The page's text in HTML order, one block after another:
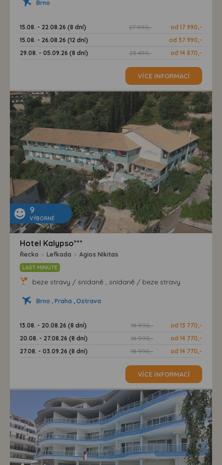
Brno
15.08. - 22.08.26 (8 dní) 27 990,-
od 17 990,-
15.08. - 26.08.26 (12 dní)
od 37 990,-
29.08. - 05.09.26 (8 dní)
23 490,- od 14 870,-
VÍCE INFORMACÍ
9
VÝBORNÉ
Hotel Kalypso***
Řecko > Lefkada > Agios Nikitas
LAST MINUTE
beze stravy / snídaně , snídaně / beze stravy
Brno , Praha , Ostrava
13.08. - 20.08.26 (8 dní) 18 990,-
od 13 770,-
20.08. - 27.08.26 (8 dní)
18 990,-
od 14 770,-
27.08. - 03.09.26 (8 dní)
18 990,- od 14 770,-
VÍCE INFORMACÍ